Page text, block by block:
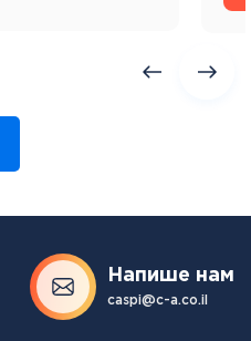
Напише нам
caspi@c-a.co.il